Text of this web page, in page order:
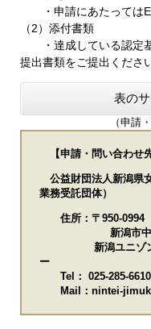
・申請にあたっては
（2）添付書類
・達成している認定
提出書類をご提出くださ
表の
（申請
【申請・問い合わせ先
公益財団法人新潟県
業務受託団体）​
住所：〒950-0994
新潟市中央区
新潟ユニゾンプ
ー
Tel： 025-285-6610
Mail：nintei-